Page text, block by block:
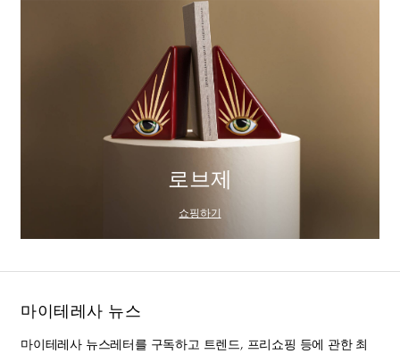
로브제
쇼핑하기
마이테레사 뉴스
마이테레사 뉴스레터를 구독하고 트렌드, 프리쇼핑 등에 관한 최